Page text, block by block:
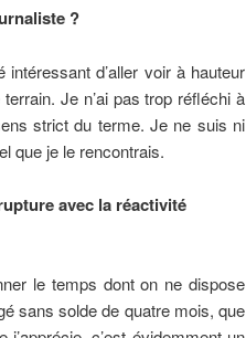
?
d’aller voir à hauteur
Je n’ai pas trop réfléchi à
strict du terme. Je ne suis ni
que je le rencontrais.
avec la réactivité
le temps dont on ne dispose
sans solde de quatre mois, que